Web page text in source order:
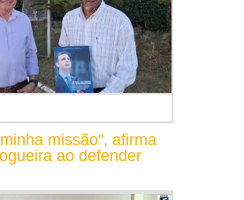
missão", afirma
ao defender